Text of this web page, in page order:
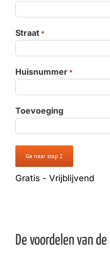
Straat *
Huisnummer *
Toevoeging
Gratis - Vrijblijvend
De voordelen van